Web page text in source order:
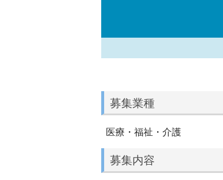
募集業種
医療・福祉・介護
募集内容